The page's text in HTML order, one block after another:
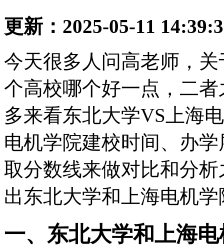
更新：2025-05-11
今天很多人问高老师，
个高校哪个好一点，二
多来看东北大学VS上海
电机学院建校时间、办
取分数线来做对比和分
出东北大学和上海电机
一、东北大学和上海